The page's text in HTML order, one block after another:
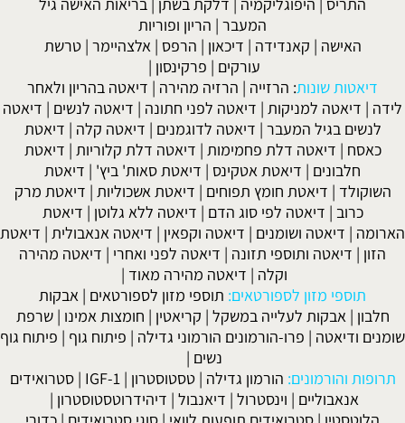
המעבר | הריון ופוריות
האישה | קאנדידה | דיכאון | הרפס |אלצהיימר |טרשת
עורקים | פרקינסון |
דיאטות שונות: הרזייה | הרזיה מהירה | דיאטה בהריון ולאחר
לידה | דיאטה למניקות | דיאטה לפני חתונה | דיאטה לנשים | דיאטה
לנשים בגיל המעבר | דיאטה לדוגמנים | דיאטה קלה | דיאטת
כאסח | דיאטה דלת פחמימות | דיאטה דלת קלוריות | דיאטת
חלבונים | דיאטת אטקינס | דיאטת סאות' ביץ' | דיאטת
השוקולד | דיאטת חומץ תפוחים | דיאטת אשכוליות | דיאטת מרק
כרוב | דיאטה לפי סוג הדם | דיאטה ללא גלוטן | דיאטת
הארומה | דיאטה ושומנים | דיאטה וקפאין | דיאטה אנאבולית | דיאטת
הזון | דיאטה ותוספי תזונה | דיאטה לפני ואחרי | דיאטה מהירה
וקלה | דיאטה מהירה מאוד |
תוספי מזון לספורטאים: תוספי מזון לספורטאים | אבקות
חלבון |אבקות לעלייה במשקל | קריאטין | חומצות אמינו |שרפת
שומנים ודיאטה | פרו-הורמונים הורמוני גדילה | פיתוח גוף | פיתוח גוף
נשים |
תרופות והורמונים: הורמון גדילה |טסטוסטרון |
IGF-1
|סטרואידים
אנאבוליים | וינסטרול | דיאנבול | דיהידרוטסטוסטרון |